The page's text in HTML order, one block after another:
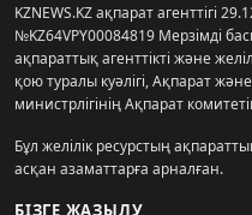
KZNEWS.KZ ақпарат агенттігі
№KZ64VPY00084819 Мерзімді
ақпараттық агенттікті және
қою туралы куәлігі, Ақпарат
министрлігінің Ақпарат
Бұл желілік ресурстың
асқан азаматтарға арналған.
БІЗГЕ ЖАЗЫЛУ